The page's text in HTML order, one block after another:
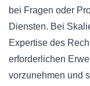
bei Fragen oder
Diensten. Bei
Expertise des
erforderlichen
vorzunehmen und